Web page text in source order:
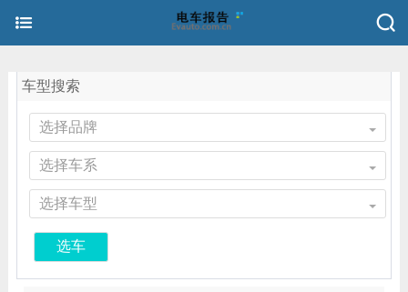
车型搜索
选择品牌
选择车系
选择车型
选车